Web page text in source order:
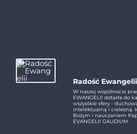
Radość Ewangelii
W naszej wspólnocie
EWANGELII dotarła do
wszystkie sfery -
intelektualną i cielesną.
Bożym i nauczaniem
EVANGELII GAUDIUM.